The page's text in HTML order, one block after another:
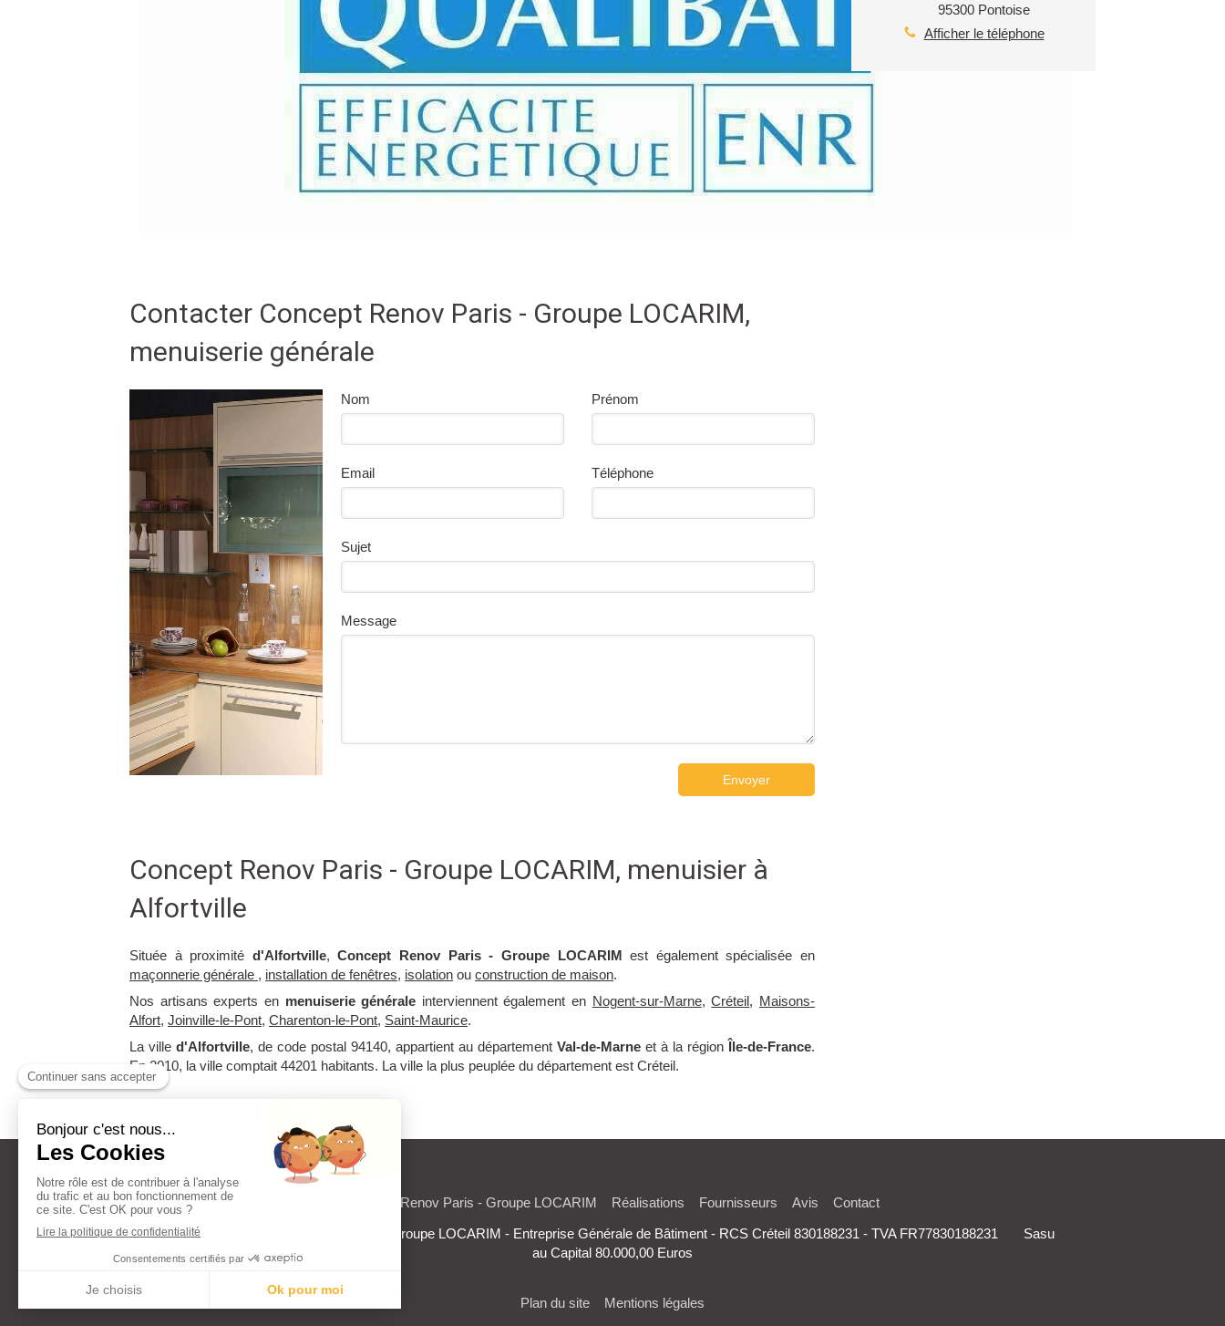
Contacter Concept Renov Paris - Groupe LOCARIM,
menuiserie générale
Nom Prénom
Email Téléphone
Sujet
Message
Envoyer
Concept Renov Paris - Groupe LOCARIM, menuisier à
Alfortville
Située à proximité d'Alfortville,Concept Renov Paris - Groupe LOCARIM est également spécialisée en
maçonnerie générale , installation de fenêtres, isolation ou construction de maison.
Nos artisans experts en menuiserie générale interviennent également en Nogent-sur-Marne,Créteil, Maisons-
Alfort, Joinville-le-Pont, Charenton-le-Pont, Saint-Maurice.
La ville d'Alfortville, de code postal 94140, appartient au département Val-de-Marne et à la région Île-de-France.
En 2010, la ville comptait 44201 habitants. La ville la plus peuplée du département est Créteil.
95300 Pontoise
Afficher le téléphone
Concept Renov Paris - Groupe LOCARIM Réalisations Fournisseurs Avis
Contact
©2020 CONCEPT RENOV PARIS - Groupe LOCARIM - Entreprise Générale de Bâtiment - RCS Créteil 830188231 - TVA FR77830188231 Sasu
au Capital 80.000,00 Euros
Plan du site Mentions légales